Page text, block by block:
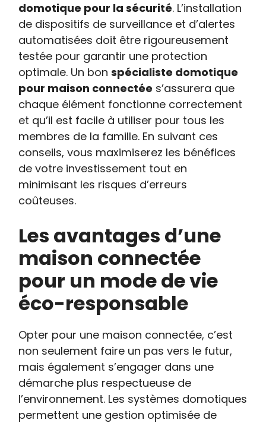
domotique pour la sécurité. L’installation
de dispositifs de surveillance et d’alertes
automatisées doit être rigoureusement
testée pour garantir une protection
optimale. Un bonspécialiste domotique
pour maison connectée s’assurera que
chaque élément fonctionne correctement
et qu’il est facile à utiliser pour tous les
membres de la famille. En suivant ces
conseils, vous maximiserez les bénéfices
de votre investissement tout en
minimisant les risques d’erreurs
coûteuses.
Les avantages d’une
maison connectée
pour un mode de vie
éco-responsable
Opter pour une maison connectée, c’est
non seulement faire un pas vers le futur,
mais également s’engager dans une
démarche plus respectueuse de
l’environnement. Les systèmes domotiques
permettent une gestion optimisée de